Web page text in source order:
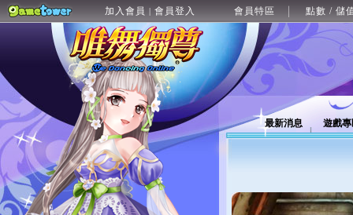
加入會員 | 會員登入 會員特區 點數 / 儲
最新消息 遊戲